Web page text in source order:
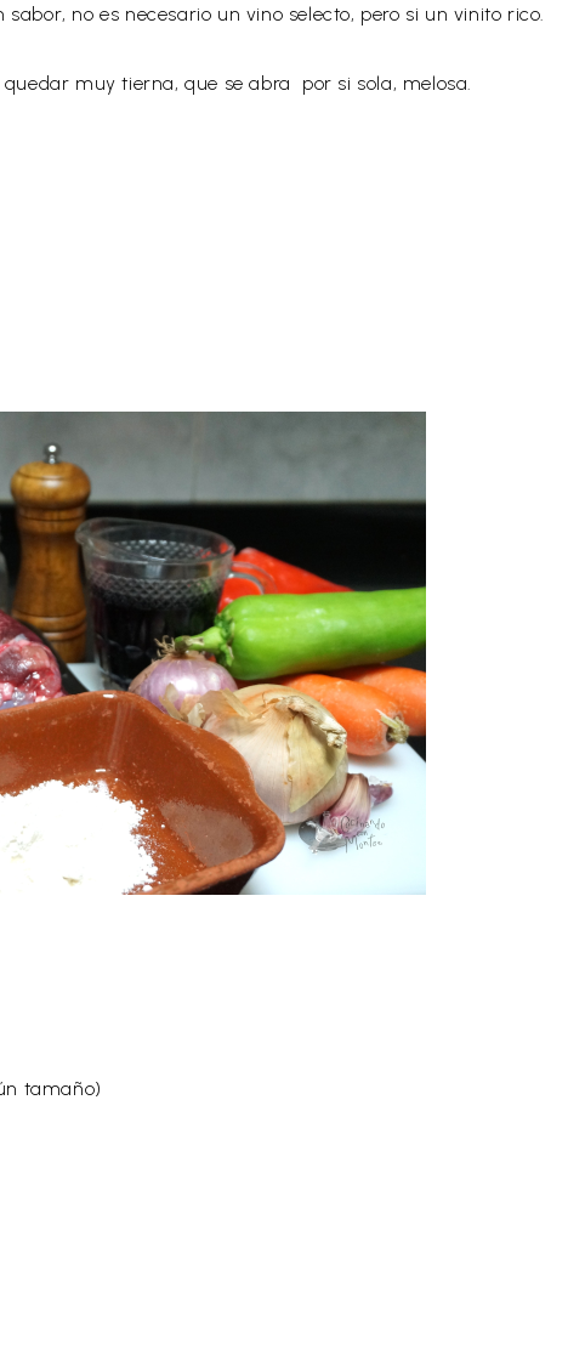
no es necesario un vino selecto, pero si un vinito rico.
de quedar muy tierna, que se abra por si sola, melosa.
tamaño)